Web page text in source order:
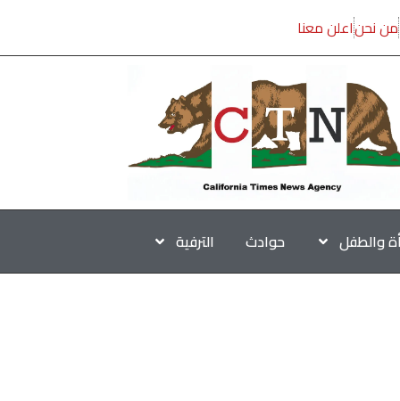
من نحناعلن معنا
والطفل حوادث الترفية